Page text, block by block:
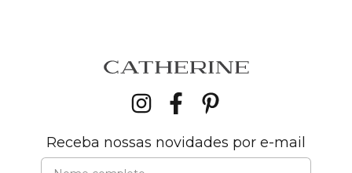
Receba nossas novidades por e-mail